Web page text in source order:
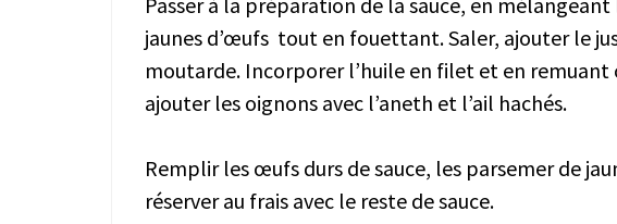
jaunes d’œufs tout en fouettant. Saler, ajouter le
moutarde. Incorporer l’huile en filet et en
ajouter les oignons avec l’aneth et l’ail hachés.
Remplir les œufs durs de sauce, les parsemer de
réserver au frais avec le reste de sauce.